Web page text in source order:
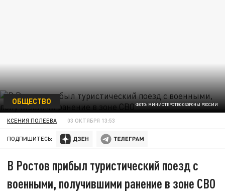
ФОТО: МИНИСТЕРСТВО ОБОРОНЫ РОССИИ
ОБЩЕСТВО
КСЕНИЯ ПОЛЕЕВА 03 ОКТЯБРЯ 13:53
ПОДПИШИТЕСЬ:
В Ростов прибыл туристический поезд с
военными, получившими ранение в зоне СВО